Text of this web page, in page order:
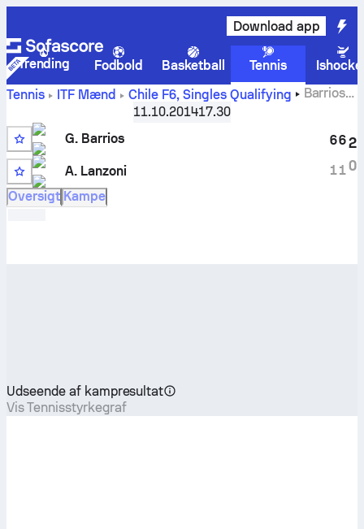
Download app
Trending Fodbold Basketball Tennis
Tennis
ITF Mænd Chile F6, Singles Qualifying
Barrios
Americo Lanzonilive stilling og H2H-resultater
11.10.201417.30
G. Barrios
A. Lanzoni
6
1
6
1
2
0
Oversigt Kampe
Udseende af kampresultat
Vis Tennisstyrkegraf